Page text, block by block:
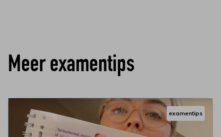
Meer examentips
examentips